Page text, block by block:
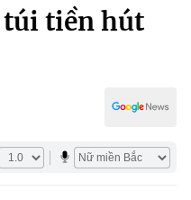
túi tiền hút